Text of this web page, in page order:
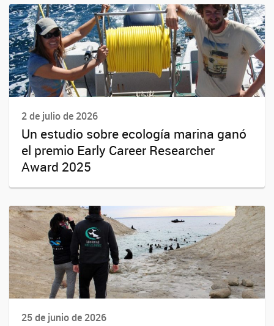
2 de julio de 2026
Un estudio sobre ecología marina ganó
el premio Early Career Researcher
Award 2025
25 de junio de 2026